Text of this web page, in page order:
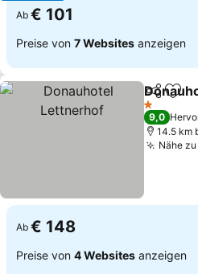
Ab € 101
Preise von 7 Websites anzeigen
TeilenZu
1 Sterne
9,0
14.5 km
Nähe
Ab € 148
Preise von 4 Websites anzeigen